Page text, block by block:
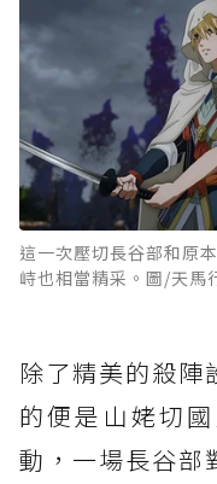
這一次壓切長谷部和原
峙也相當精采。圖/天馬
除了精美的殺陣
的便是山姥切
動，一場長谷部